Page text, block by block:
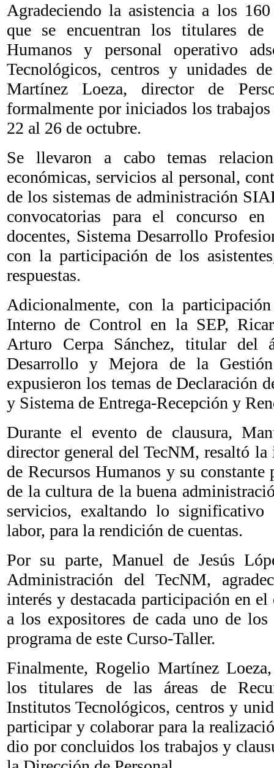
Agradeciendo la asistencia a los
que se encuentran los titulares de
Humanos y personal operativo
Tecnológicos, centros y unidades
Martínez Loeza, director de
formalmente por iniciados los
22 al 26 de octubre.
Se llevaron a cabo temas
económicas, servicios al personal,
de los sistemas de administración
convocatorias para el concurso
docentes, Sistema Desarrollo
con la participación de los
respuestas.
Adicionalmente, con la
Interno de Control en la SEP,
Arturo Cerpa Sánchez, titular del
Desarrollo y Mejora de la
expusieron los temas de Declaración
y Sistema de Entrega-Recepción y
Durante el evento de clausura,
director general del TecNM, resaltó la
de Recursos Humanos y su constante
de la cultura de la buena
servicios, exaltando lo significativo
labor, para la rendición de cuentas.
Por su parte, Manuel de Jesús
Administración del TecNM,
interés y destacada participación en
a los expositores de cada uno de
programa de este Curso-Taller.
Finalmente, Rogelio Martínez
los titulares de las áreas de
Institutos Tecnológicos, centros y
participar y colaborar para la
dio por concluidos los trabajos y